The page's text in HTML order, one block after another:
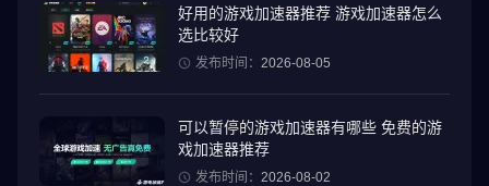
● 超现实、高度精细的世界——体验真实病毒模拟的深度
● Flash 操控和直观的界面，引导您征服全球
● 15 种独特的疾病——在这款复杂的疾病游戏中，每种疾病的变异
● 数百种特性可供进化，数千个世界事件可供应对
● 内置教程和帮助系统，面向生物游戏或感染游戏的新手
好用的游戏加速器推荐 游戏加速器怎么
选比较好
发布时间： 2026-08-05
可以暂停的游戏加速器有哪些 免费的游
戏加速器推荐
发布时间： 2026-08-02